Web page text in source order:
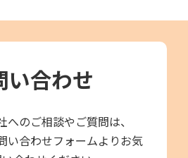
い合わせ
へのご相談やご質問は、
い合わせフォームよりお気